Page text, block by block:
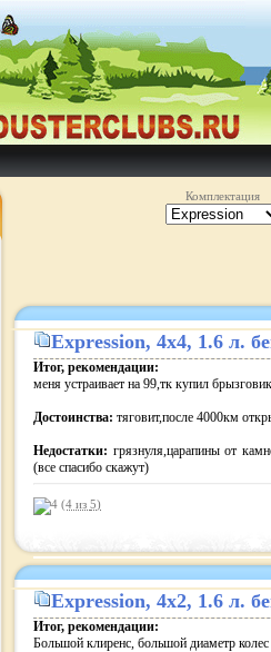
Комплектация
Expression, 4x4, 1.6 л.
Итог, рекомендации:
меня устраивает на 99,тк купил
Достоинства: тяговит,после 4000км
Недостатки: грязнуля,царапины от
(все спасибо скажут)
(4 из 5)
Expression, 4x2, 1.6 л.
Итог, рекомендации:
Большой клиренс, большой диаметр